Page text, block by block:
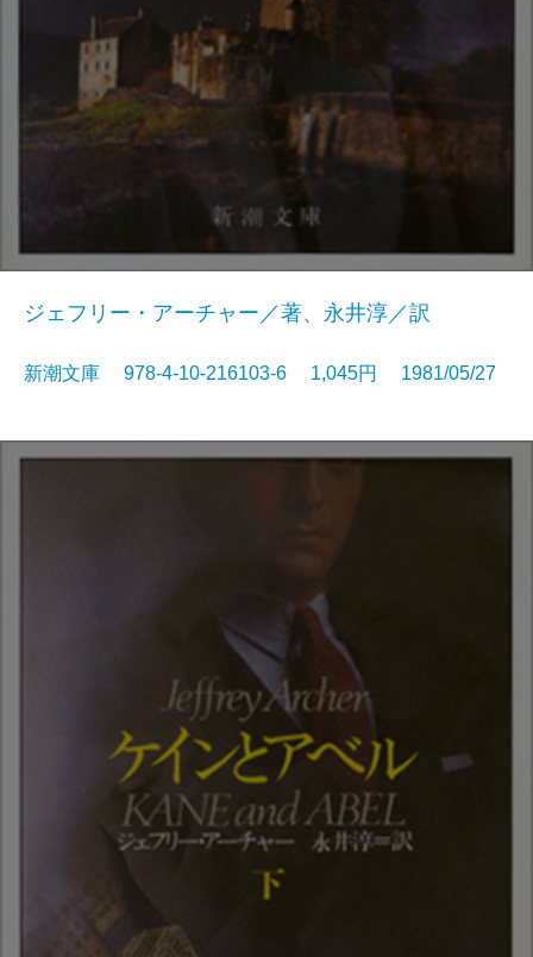
ジェフリー・アーチャー／著、永井淳／訳
新潮文庫 978-4-10-216103-6 1,045円 1981/05/27